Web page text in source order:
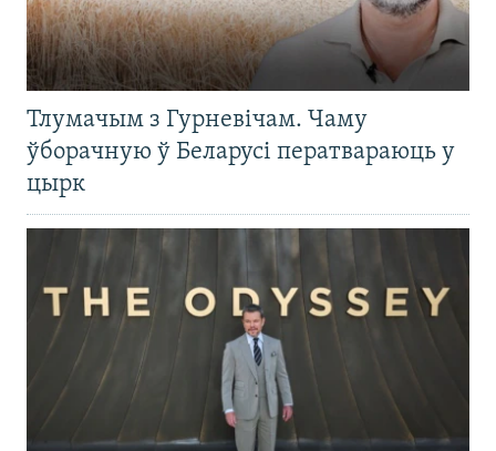
Тлумачым з Гурневічам. Чаму
ўборачную ў Беларусі ператвараюць у
цырк